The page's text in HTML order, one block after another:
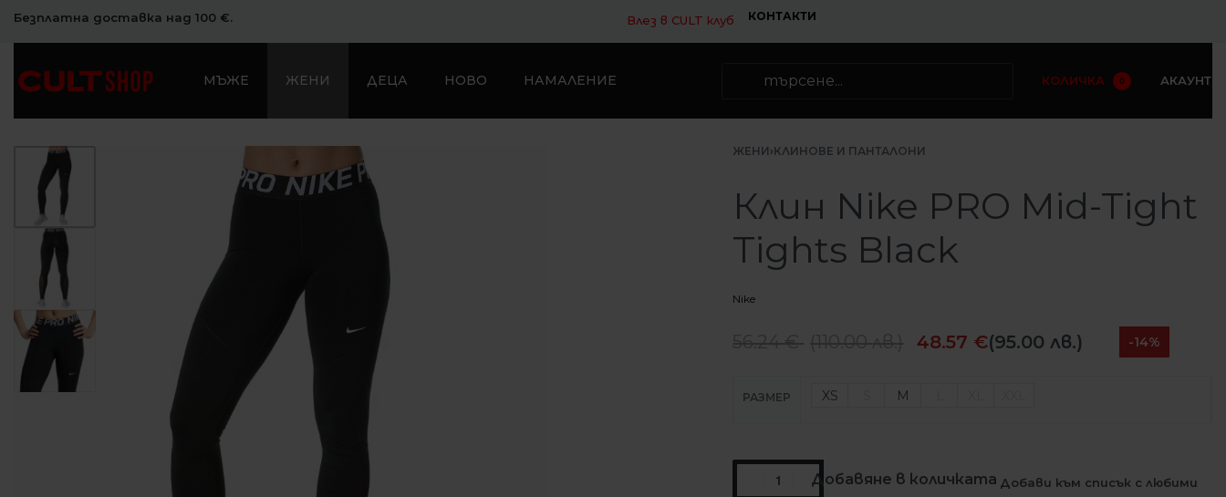
Безплатна доставка над 100 €. Влез в CULT клуб КОНТАКТИ
МЪЖЕ ЖЕНИ ДЕЦА НОВО НАМАЛЕНИЕ КОЛИЧКА 0 АКАУНТ
ЖЕНИ ›КЛИНОВЕ И ПАНТАЛОНИ
Клин Nike PRO Mid-Tight
Tights Black
Nike
48.57 €(95.00 лв.) -14%
РАЗМЕР XS M
Добавяне в количката Добави към списък с любими